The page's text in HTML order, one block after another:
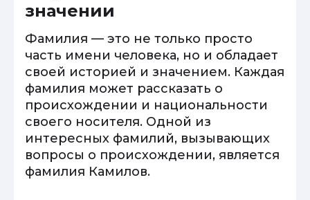
значении
Фамилия — это не только просто
часть имени человека, но и обладает
своей историей и значением. Каждая
фамилия может рассказать о
происхождении и национальности
своего носителя. Одной из
интересных фамилий, вызывающих
вопросы о происхождении, является
фамилия Камилов.